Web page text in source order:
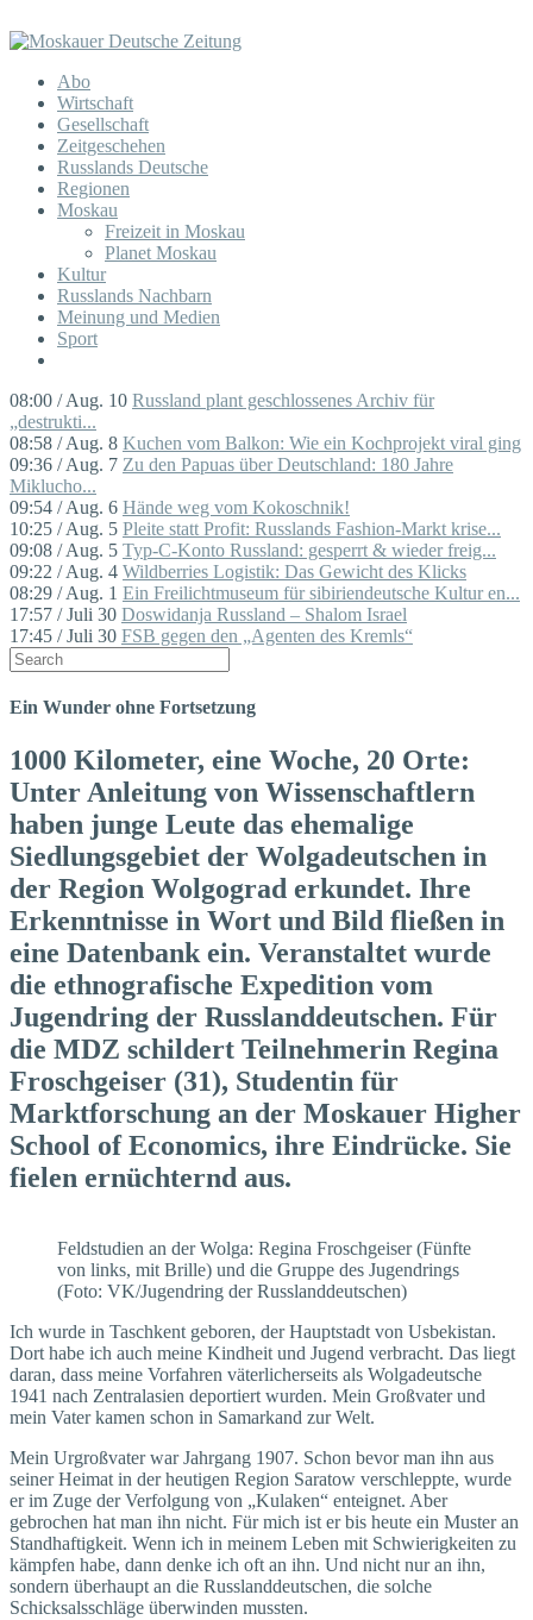
Abo
Wirtschaft
Gesellschaft
Zeitgeschehen
Russlands Deutsche
Regionen
Moskau
Freizeit in Moskau
Planet Moskau
Kultur
Russlands Nachbarn
Meinung und Medien
Sport
08:00 / Aug. 10 Russland plant geschlossenes Archiv für
„destrukti...
08:58 / Aug. 8 Kuchen vom Balkon: Wie ein Kochprojekt viral ging
09:36 / Aug. 7 Zu den Papuas über Deutschland: 180 Jahre
Miklucho...
09:54 / Aug. 6 Hände weg vom Kokoschnik!
10:25 / Aug. 5 Pleite statt Profit: Russlands Fashion-Markt krise...
09:08 / Aug. 5 Typ-C-Konto Russland: gesperrt & wieder freig...
09:22 / Aug. 4 Wildberries Logistik: Das Gewicht des Klicks
08:29 / Aug. 1 Ein Freilichtmuseum für sibiriendeutsche Kultur en...
17:57 / Juli 30 Doswidanja Russland – Shalom Israel
17:45 / Juli 30 FSB gegen den „Agenten des Kremls“
Ein Wunder ohne Fortsetzung
1000 Kilometer, eine Woche, 20 Orte:
Unter Anleitung von Wissenschaftlern
haben junge Leute das ehemalige
Siedlungsgebiet der Wolgadeutschen in
der Region Wolgograd erkundet. Ihre
Erkenntnisse in Wort und Bild fließen in
eine Datenbank ein. Veranstaltet wurde
die ethnografische Expedition vom
Jugendring der Russlanddeutschen. Für
die MDZ schildert Teilnehmerin Regina
Froschgeiser (31), Studentin für
Marktforschung an der Moskauer Higher
School of Economics, ihre Eindrücke. Sie
fielen ernüchternd aus.
Feldstudien an der Wolga: Regina Froschgeiser (Fünfte
von links, mit Brille) und die Gruppe des Jugendrings
(Foto: VK/Jugendring der Russlanddeutschen)
Ich wurde in Taschkent geboren, der Hauptstadt von Usbekistan.
Dort habe ich auch meine Kindheit und Jugend verbracht. Das liegt
daran, dass meine Vorfahren väterlicherseits als Wolgadeutsche
1941 nach Zentralasien deportiert wurden. Mein Großvater und
mein Vater kamen schon in Samarkand zur Welt.
Mein Urgroßvater war Jahrgang 1907. Schon bevor man ihn aus
seiner Heimat in der heutigen Region Saratow verschleppte, wurde
er im Zuge der Verfolgung von „Kulaken“ enteignet. Aber
gebrochen hat man ihn nicht. Für mich ist er bis heute ein Muster an
Standhaftigkeit. Wenn ich in meinem Leben mit Schwierigkeiten zu
kämpfen habe, dann denke ich oft an ihn. Und nicht nur an ihn,
sondern überhaupt an die Russlanddeutschen, die solche
Schicksalsschläge überwinden mussten.